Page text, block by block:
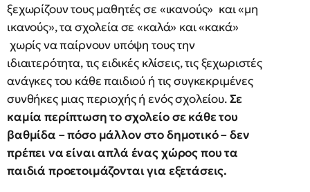
ξεχωρίζουν τους μαθητές σε «ικανούς» και «μη
ικανούς», τα σχολεία σε «καλά» και «κακά»
χωρίς να παίρνουν υπόψη τους την
ιδιαιτερότητα, τις ειδικές κλίσεις, τις ξεχωριστές
ανάγκες του κάθε παιδιού ή τις συγκεκριμένες
συνθήκες μιας περιοχής ή ενός σχολείου.Σε
καμία περίπτωση το σχολείο σε κάθε του
βαθμίδα – πόσο μάλλον στο δημοτικό – δεν
πρέπει να είναι απλά ένας χώρος που τα
παιδιά προετοιμάζονται για εξετάσεις.